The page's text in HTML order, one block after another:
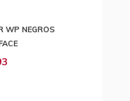
WP NEGROS